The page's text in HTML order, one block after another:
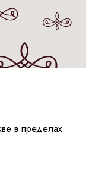
в пределах